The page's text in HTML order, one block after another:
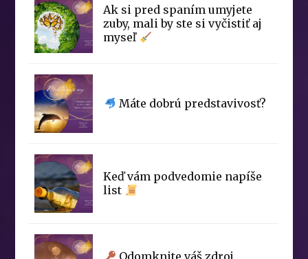
Ak si pred spaním umyjete
zuby, mali by ste si vyčistiť aj
myseľ
Máte dobrú predstavivosť?
Keď vám podvedomie napíše
list